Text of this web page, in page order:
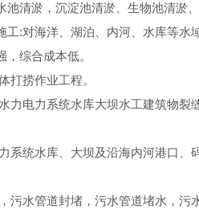
池清淤，沉淀池清淤、生物池清淤
工:对海洋、湖泊、内河、水库等
综合成本低。
打捞作业工程。
力电力系统水库大坝水工建筑物
系统水库、大坝及沿海内河港口
污水管道封堵，污水管道堵水，污